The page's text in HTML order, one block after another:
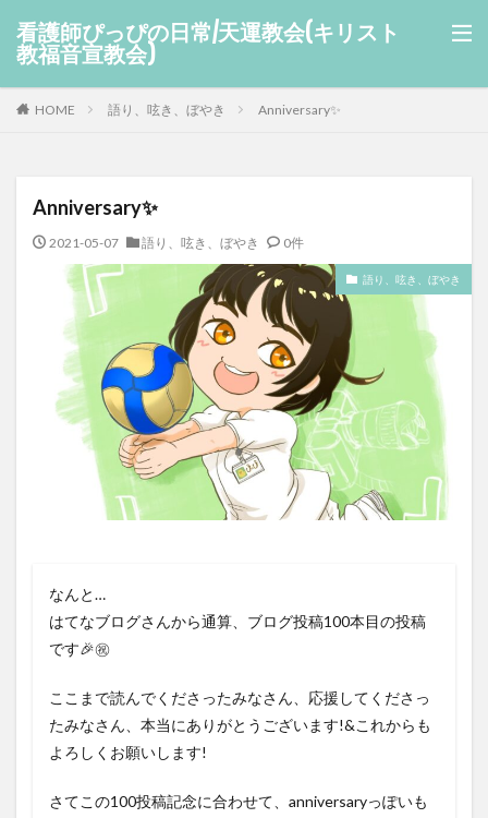
看護師ぴっぴの日常/天運教会(キリスト
教福音宣教会)
HOME 語り、呟き、ぼやき Anniversary✨
Anniversary✨
2021-05-07 語り、呟き、ぼやき 0件
語り、呟き、ぼやき
なんと…
はてなブログさんから通算、ブログ投稿100本目の投稿
です🎉㊗️
ここまで読んでくださったみなさん、応援してくださっ
たみなさん、本当にありがとうございます!&これからも
よろしくお願いします!
さてこの100投稿記念に合わせて、anniversaryっぽいも